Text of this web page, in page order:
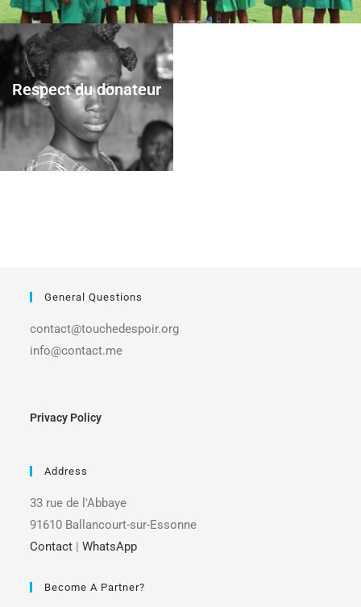
Respect du donateur
General Questions
contact@touchedespoir.org
info@contact.me
Privacy Policy
Address
33 rue de l'Abbaye
91610 Ballancourt-sur-Essonne
Contact |WhatsApp
Become A Partner?